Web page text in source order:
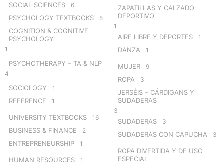
SOCIAL SCIENCES 6
PSYCHOLOGY TEXTBOOKS 5
COGNITION & COGNITIVE
PSYCHOLOGY
1
PSYCHOTHERAPY – TA & NLP
4
SOCIOLOGY 1
REFERENCE 1
UNIVERSITY TEXTBOOKS 16
BUSINESS & FINANCE 2
ENTREPRENEURSHIP 1
HUMAN RESOURCES 1
ZAPATILLAS Y CALZADO
DEPORTIVO
1
AIRE LIBRE Y DEPORTES 1
DANZA 1
MUJER 9
ROPA 3
JERSÉIS – CÁRDIGANS Y
SUDADERAS
3
SUDADERAS 3
SUDADERAS CON CAPUCHA 3
ROPA DIVERTIDA Y DE USO
ESPECIAL